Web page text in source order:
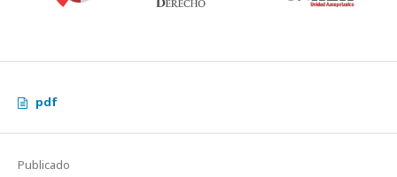
pdf
Publicado